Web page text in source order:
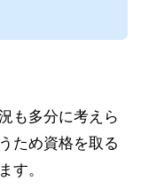
も多分に考えら
ため資格を取る
。